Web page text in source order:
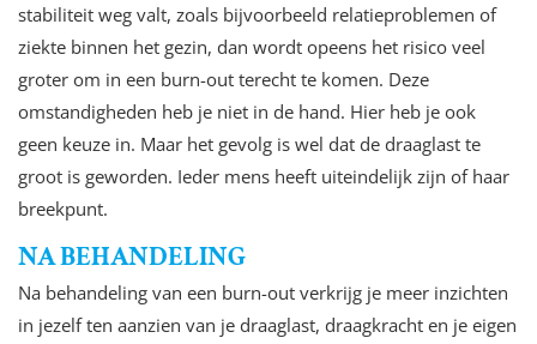
stabiliteit weg valt, zoals bijvoorbeeld relatieproblemen of
ziekte binnen het gezin, dan wordt opeens het risico veel
groter om in een burn-out terecht te komen. Deze
omstandigheden heb je niet in de hand. Hier heb je ook
geen keuze in. Maar het gevolg is wel dat de draaglast te
groot is geworden. Ieder mens heeft uiteindelijk zijn of haar
breekpunt.
NA BEHANDELING
Na behandeling van een burn-out verkrijg je meer inzichten
in jezelf ten aanzien van je draaglast, draagkracht en je eigen